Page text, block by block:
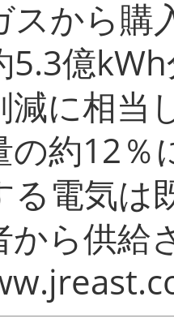
スから購
5.3億
減に相当
の約12％
る電気は
から供給